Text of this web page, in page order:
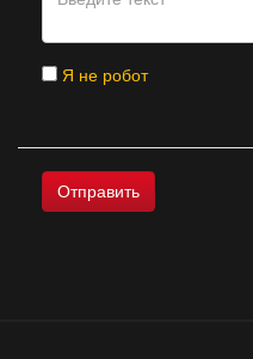
Я не робот